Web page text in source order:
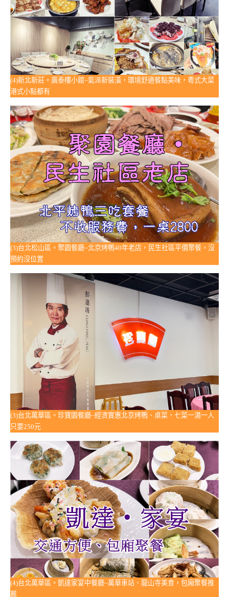
(4)新北新莊。廣泰樓小館~氣派新裝潢，環境舒適餐點美味，粵式大菜
港式小點都有
(3)台北松山區。聚園餐廳~北京烤鴨40年老店，民生社區平價聚餐，沒
預約沒位置
(3)台北萬華區。珍寶園餐廳~經濟實惠北京烤鴨、桌菜，七菜一湯一人
只要250元
(4)台北萬華區。凱達家宴中餐廳~萬華車站、龍山寺美食，包廂聚餐推
薦